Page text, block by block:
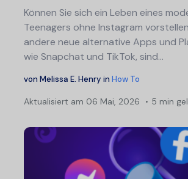
Können Sie sich ein Leben eines
Teenagers ohne Instagram
andere neue alternative Apps und
wie Snapchat und TikTok, sind...
von Melissa E. Henry in How To
Aktualisiert am 06 Mai, 2026 5 min